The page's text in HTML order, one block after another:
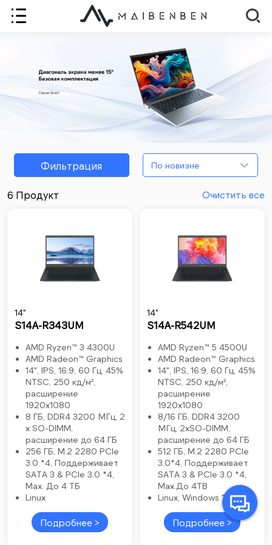
Фильтрация По новизне
6 Продукт Очистить все
14"
S14A-R343UM
AMD Ryzen™ 3 4300U
AMD Radeon™ Graphics
14", IPS, 16:9, 60 Гц, 45%
NTSC, 250 кд/м²,
расширение
1920x1080
8 ГБ, DDR4 3200 МГц, 2
x SO-DIMM,
расширение до 64 ГБ
256 ГБ, M.2 2280 PCIe
3.0 *4, Поддерживает
SATA 3 & PCIe 3.0 *4,
Max. До 4 ТБ
Linux
Подробнее >
14"
S14A-R542UM
AMD Ryzen™ 5 4500U
AMD Radeon™ Graphics
14", IPS, 16:9, 60 Гц, 45%
NTSC, 250 кд/м²,
расширение
1920x1080
8/16 ГБ, DDR4 3200
МГц, 2xSO-DIMM,
расширение до 64 ГБ
512 ГБ, M.2 2280 PCle
3.0*4, Поддерживает
SATA 3 & PCIe 3.0 *4,
Max.До 4TB
Linux, Windows 11 Home
Подробнее >